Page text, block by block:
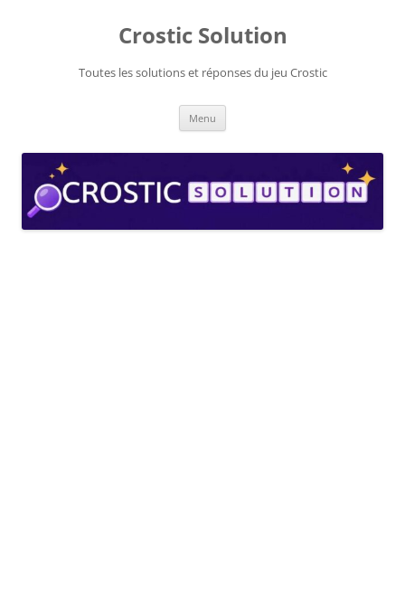
Crostic Solution
Toutes les solutions et réponses du jeu Crostic
Menu